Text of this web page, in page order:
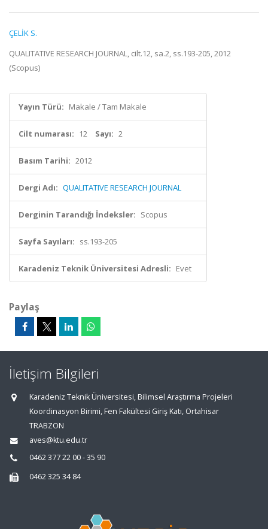
ÇELİK S.
QUALITATIVE RESEARCH JOURNAL, cilt.12, sa.2, ss.193-205, 2012
(Scopus)
Yayın Türü: Makale / Tam Makale
Cilt numarası: 12 Sayı: 2
Basım Tarihi: 2012
Dergi Adı: QUALITATIVE RESEARCH JOURNAL
Derginin Tarandığı İndeksler: Scopus
Sayfa Sayıları: ss.193-205
Karadeniz Teknik Üniversitesi Adresli: Evet
Paylaş
İletişim Bilgileri
Karadeniz Teknik Üniversitesi, Bilimsel Araştırma Projeleri
Koordinasyon Birimi, Fen Fakültesi Giriş Katı, Ortahisar
TRABZON
aves@ktu.edu.tr
0462 377 22 00 - 35 90
0462 325 34 84